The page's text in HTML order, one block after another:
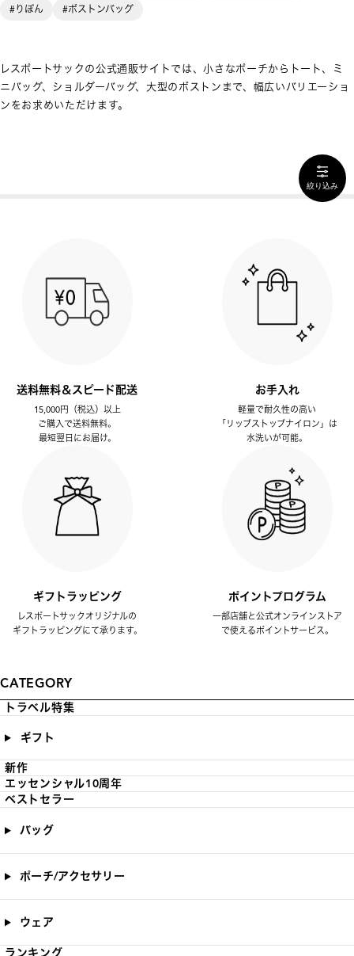
#りぼん
#ボストンバッグ
レスポートサックの公式通販サイトでは、小さなポーチからトート、ミ
ニバッグ、ショルダーバッグ、大型のボストンまで、幅広いバリエーショ
ンをお求めいただけます。
絞り込み
送料無料＆スピード配送
15,000円（税込）以上
ご購入で送料無料。
最短翌日にお届け。
お手入れ
軽量で耐久性の高い
「リップストップナイロン」は
水洗いが可能。
ギフトラッピング
レスポートサックオリジナルの
ギフトラッピングにて承ります。
ポイントプログラム
一部店舗と公式オンラインストア
で使えるポイントサービス。
CATEGORY
トラベル特集
ギフト
新作
エッセンシャル10周年
ベストセラー
バッグ
ポーチ/アクセサリー
ウェア